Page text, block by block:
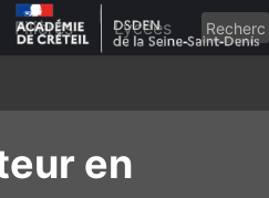
Filières Lycées
en